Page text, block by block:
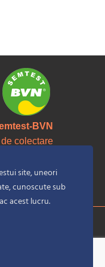
BVN
colectare
site, uneori
cunoscute sub
acest lucru.